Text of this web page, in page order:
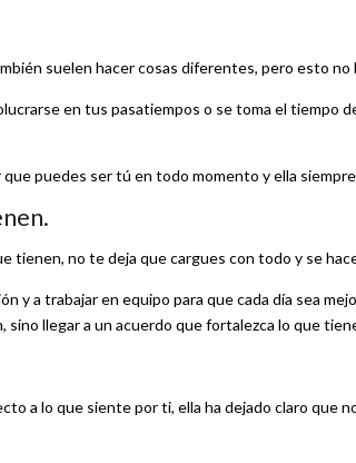
suelen hacer cosas diferentes, pero esto no
en tus pasatiempos o se toma el tiempo
puedes ser tú en todo momento y ella
tienen, no te deja que cargues con todo y se
y a trabajar en equipo para que cada día sea
sino llegar a un acuerdo que fortalezca lo que
a lo que siente por ti, ella ha dejado claro que